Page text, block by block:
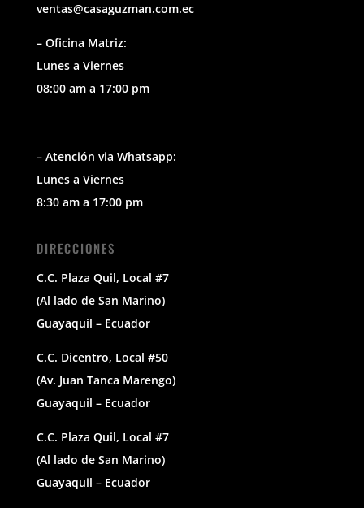
ventas@casaguzman.com.ec
– Oficina Matriz:
Lunes a Viernes
08:00 am a 17:00 pm
– Atención via Whatsapp:
Lunes a Viernes
8:30 am a 17:00 pm
DIRECCIONES
C.C. Plaza Quil, Local #7
(Al lado de San Marino)
Guayaquil – Ecuador
C.C. Dicentro, Local #50
(Av. Juan Tanca Marengo)
Guayaquil – Ecuador
C.C. Plaza Quil, Local #7
(Al lado de San Marino)
Guayaquil – Ecuador